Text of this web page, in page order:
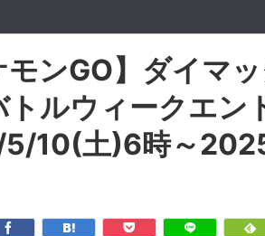
モンGO】ダイマ
トルウィークエン
10(土)6時～